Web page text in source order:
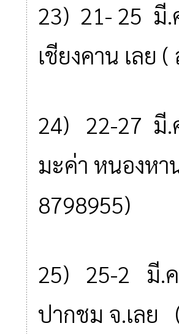
23) 21- 25 มี
เชียงคาน เลย
24) 22-27 มี.
มะค่า หนองหา
8798955)
25) 25-2 มี.
ปากชม จ.เลย